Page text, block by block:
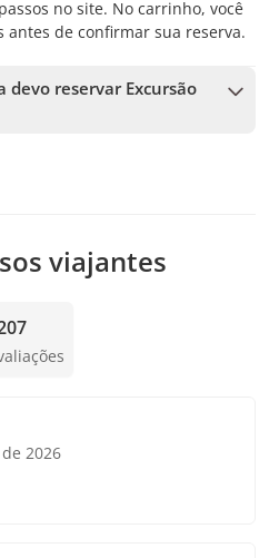
no site. No carrinho, você
de confirmar sua reserva.
reservar Excursão
viajantes
2026